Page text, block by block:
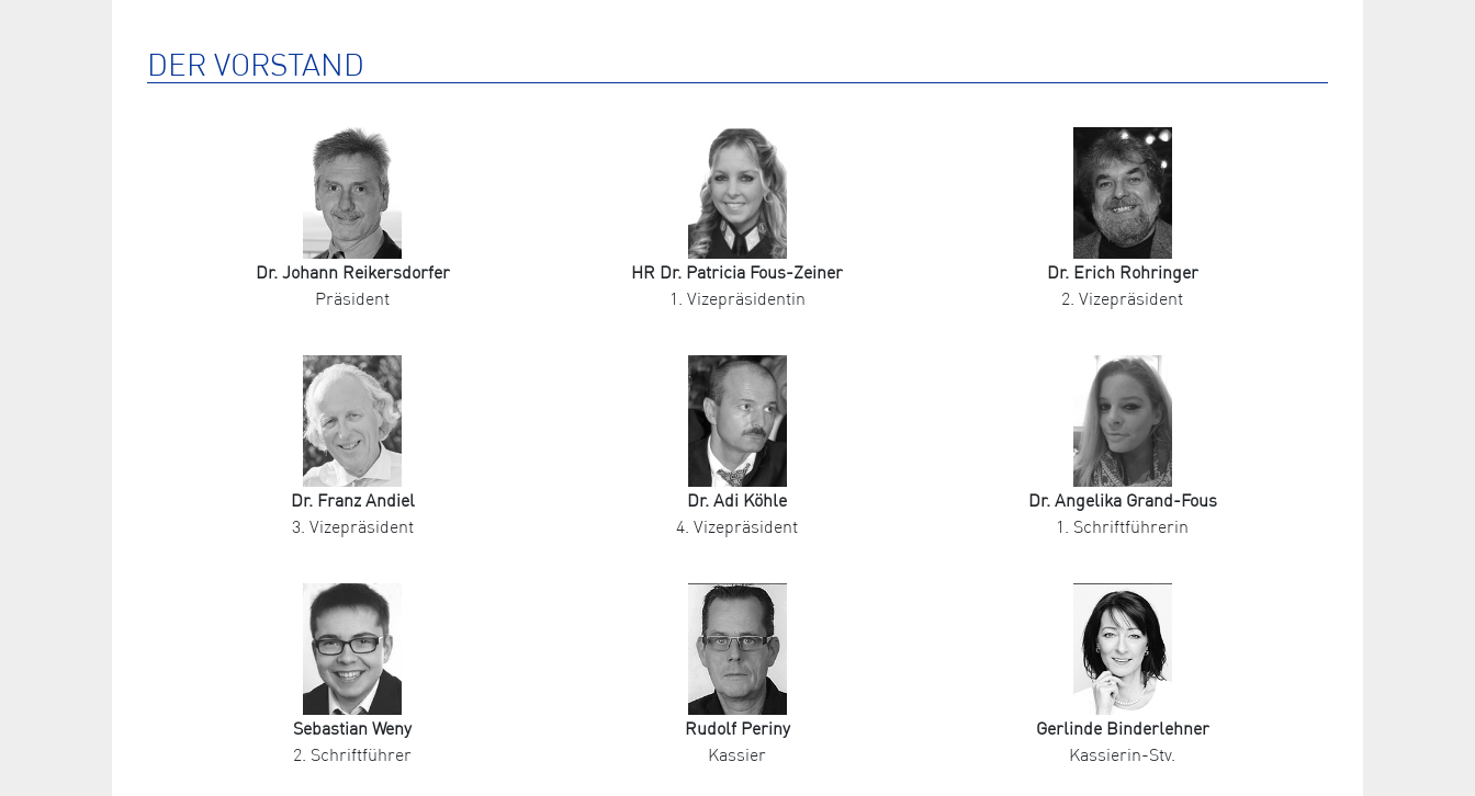
DER VORSTAND
Dr. Johann Reikersdorfer
Präsident
HR Dr. Patricia Fous-Zeiner
1. Vizepräsidentin
Dr. Erich Rohringer
2. Vizepräsident
Dr. Franz Andiel
3. Vizepräsident
Dr. Adi Köhle
4. Vizepräsident
Dr. Angelika Grand-Fous
1. Schriftführerin
Sebastian Weny
2. Schriftführer
Rudolf Periny
Kassier
Gerlinde Binderlehner
Kassierin-Stv.